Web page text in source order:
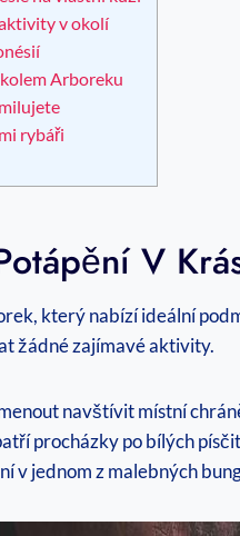
v okolí
Arboreku
rybáři
V
který nabízí ideální
žádné zajímavé aktivity.
navštívit místní
procházky po bílých
v jednom z malebných